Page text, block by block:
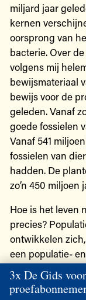
miljard jaar
kernen
oorsprong van
bacterie. Over
volgens mij
bewijsmateriaal
bewijs voor de
geleden. Vanaf
goede fossielen
Vanaf 541
fossielen van
hadden. De
zo’n 450 miljoen
Hoe is het leven
precies?
ontwikkelen
een populatie-
Laten we de
onder de loep
3x De Gids